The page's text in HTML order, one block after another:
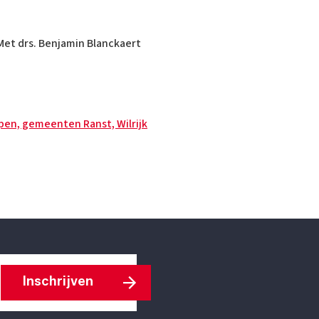
drs. Benjamin Blanckaert
gemeenten Ranst, Wilrijk
Inschrijven